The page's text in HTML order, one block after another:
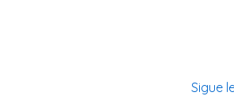
siéntalos a la mesa y, sin
aprende a prepararlas aquí… Sigue